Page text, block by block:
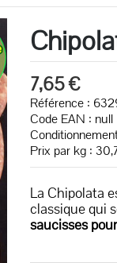
7,65 €
Référence :
Code EAN : null
Prix par kg :
La Chipolata
classique qui
saucisses